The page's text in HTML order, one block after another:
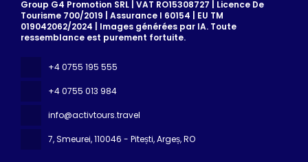
Group G4 Promotion SRL | VAT RO15308727 | Licence De
Tourisme 700/2019 | Assurance I 60154 | EU TM
019042062/2024 | Images générées par IA. Toute
ressemblance est purement fortuite.
+4 0755 195 555
+4 0755 013 984
info@activtours.travel
7, Smeurei, 110046 - Pitești, Argeș, RO